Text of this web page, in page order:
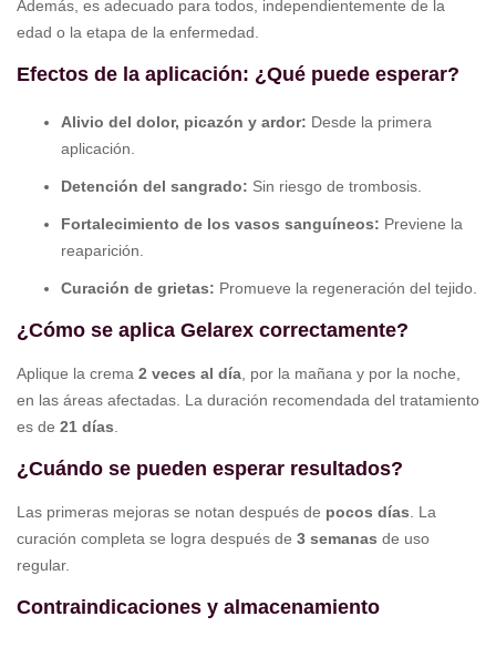
Además, es adecuado para todos, independientemente de la
edad o la etapa de la enfermedad.
Efectos de la aplicación: ¿Qué puede esperar?
Alivio del dolor, picazón y ardor: Desde la primera
aplicación.
Detención del sangrado: Sin riesgo de trombosis.
Fortalecimiento de los vasos sanguíneos: Previene la
reaparición.
Curación de grietas: Promueve la regeneración del tejido.
¿Cómo se aplica Gelarex correctamente?
Aplique la crema 2 veces al día , por la mañana y por la noche,
en las áreas afectadas. La duración recomendada del tratamiento
es de 21 días
¿Cuándo se pueden esperar resultados?
Las primeras mejoras se notan después de pocos días . La
curación completa se logra después de 3 semanas de uso
regular.
Contraindicaciones y almacenamiento